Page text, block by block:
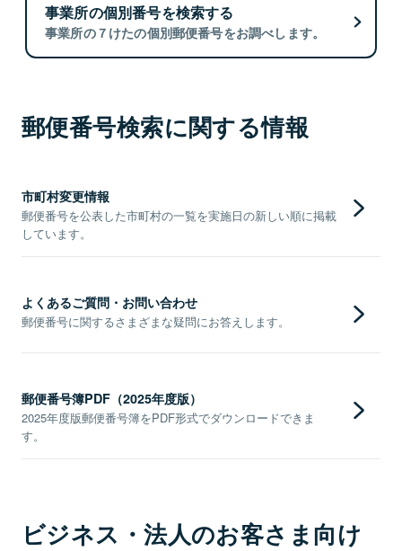
事業所の個別番号を検索する
事業所の７けたの個別郵便番号をお調べします。
郵便番号検索に関する情報
市町村変更情報
郵便番号を公表した市町村の一覧を実施日の新しい順に掲載
しています。
よくあるご質問・お問い合わせ
郵便番号に関するさまざまな疑問にお答えします。
郵便番号簿PDF（2025年度版）
2025年度版郵便番号簿をPDF形式でダウンロードできま
す。
ビジネス・法人のお客さま向け